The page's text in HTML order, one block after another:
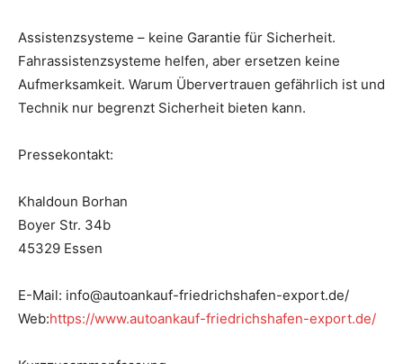
Assistenzsysteme – keine Garantie für Sicherheit.
Fahrassistenzsysteme helfen, aber ersetzen keine
Aufmerksamkeit. Warum Übervertrauen gefährlich ist und
Technik nur begrenzt Sicherheit bieten kann.
Pressekontakt:
Khaldoun Borhan
Boyer Str. 34b
45329 Essen
E-Mail: info@autoankauf-friedrichshafen-export.de/
Web:https://www.autoankauf-friedrichshafen-export.de/